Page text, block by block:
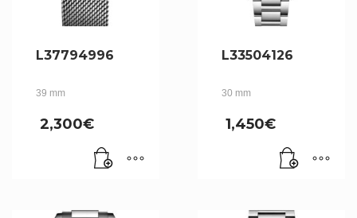
L37794996
39 mm
2,300€
L33504126
30 mm
1,450€